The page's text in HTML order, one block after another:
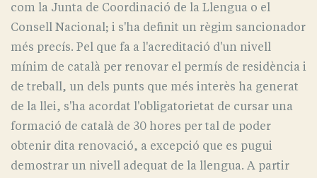
com la Junta de Coordinació de la Llengua o el
Consell Nacional; i s'ha definit un règim sancionador
més precís. Pel que fa a l'acreditació d'un nivell
mínim de català per renovar el permís de residència i
de treball, un dels punts que més interès ha generat
de la llei, s'ha acordat l'obligatorietat de cursar una
formació de català de 30 hores per tal de poder
obtenir dita renovació, a excepció que es pugui
demostrar un nivell adequat de la llengua. A partir